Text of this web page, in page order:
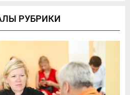
РУБРИКИ